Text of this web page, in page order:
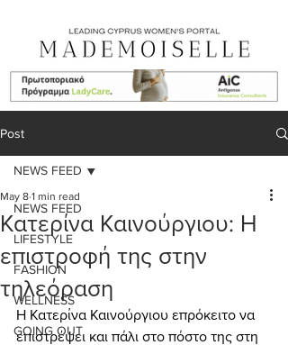
Post
NEWS FEED
LIFESTYLE
FASHION
WELLNESS
GOING OUT
NEWS FEED
Κατερίνα Καινούργιου: Η
επιστροφή της στην
τηλεόραση
May 8 1 min read
Η Κατερίνα Καινούργιου επρόκειτο να
επιστρέψει και πάλι στο πόστο της στη